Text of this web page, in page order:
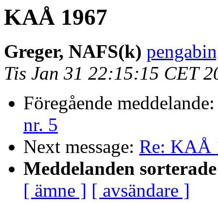
KAÅ 1967
Greger, NAFS(k)
Tis Jan 31 22:15:15 CET
Föregående
nr. 5
Next message: Re: KAÅ
Meddelanden
[ ämne ] [ avsändare ]